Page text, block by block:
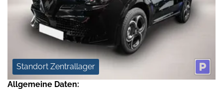
Standort Zentrallager
Allgemeine Daten: